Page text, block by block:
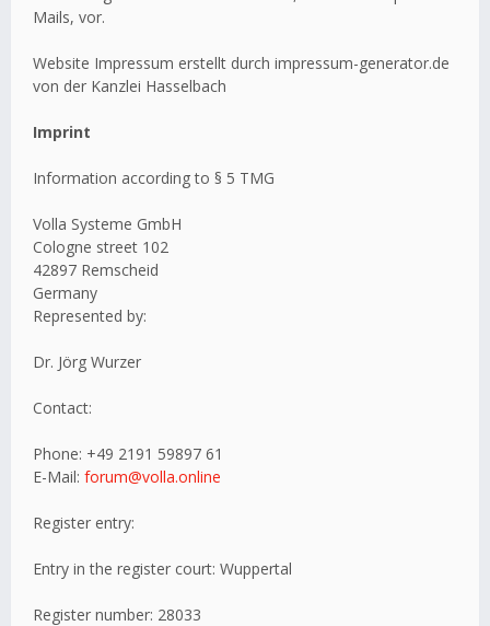
Mails, vor.
Website Impressum erstellt durch impressum-generator.de
von der Kanzlei Hasselbach
Imprint
Information according to § 5 TMG
Volla Systeme GmbH
Cologne street 102
42897 Remscheid
Germany
Represented by:
Dr. Jörg Wurzer
Contact:
Phone: +49 2191 59897 61
E-Mail: forum@volla.online
Register entry:
Entry in the register court: Wuppertal
Register number: 28033